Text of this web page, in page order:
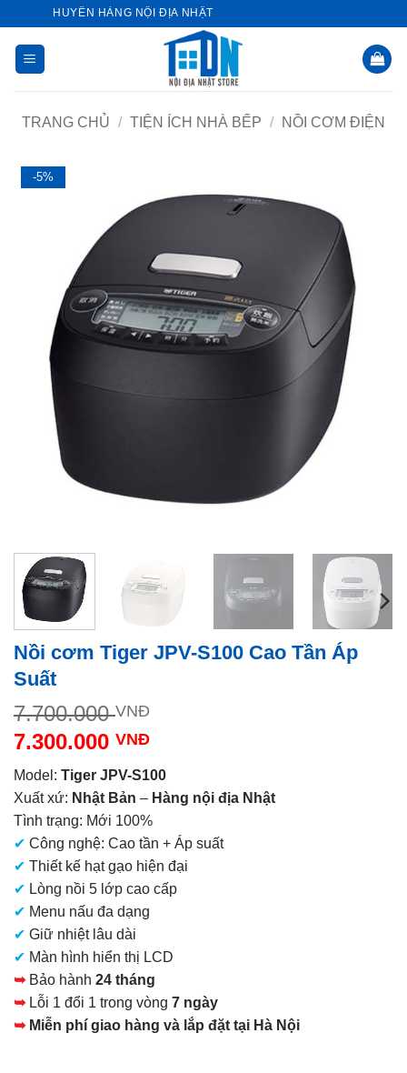
dung
- CHUYÊN HÀNG NỘI ĐỊA NHẬT
TRANG CHỦ / TIỆN ÍCH NHÀ BẾP / NỒI CƠM ĐIỆN
-5%
Nồi cơm Tiger JPV-S100 Cao Tần Áp
Suất
7.700.000VNĐ
7.700.000 VNĐ.
7.300.000 VNĐ
hiện
tại
là:
7.300.000 VNĐ.
Model: Tiger JPV-S100
Xuất xứ: Nhật Bản – Hàng nội địa Nhật
Tình trạng: Mới 100%
✔ Công nghệ: Cao tần + Áp suất
✔ Thiết kế hạt gạo hiện đại
✔ Lòng nồi 5 lớp cao cấp
✔ Menu nấu đa dạng
✔ Giữ nhiệt lâu dài
✔ Màn hình hiển thị LCD
➥Bảo hành 24 tháng
➥Lỗi 1 đổi 1 trong vòng 7 ngày
➥ Miễn phí giao hàng và lắp đặt tại Hà Nội